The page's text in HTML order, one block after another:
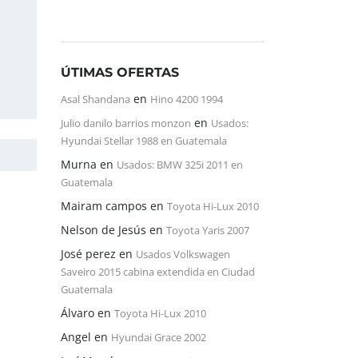
ÚTIMAS OFERTAS
Asal Shandana en Hino 4200 1994
Julio danilo barrios monzon en Usados:
Hyundai Stellar 1988 en Guatemala
Murna en Usados: BMW 325i 2011 en
Guatemala
Mairam campos en Toyota Hi-Lux 2010
Nelson de Jesús en Toyota Yaris 2007
José perez en Usados Volkswagen
Saveiro 2015 cabina extendida en Ciudad
Guatemala
Álvaro en Toyota Hi-Lux 2010
Angel en Hyundai Grace 2002